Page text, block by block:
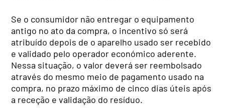
Se o consumidor não entregar o equipamento
antigo no ato da compra, o incentivo só será
atribuído depois de o aparelho usado ser recebido
e validado pelo operador económico aderente.
Nessa situação, o valor deverá ser reembolsado
através do mesmo meio de pagamento usado na
compra, no prazo máximo de cinco dias úteis após
a receção e validação do resíduo.